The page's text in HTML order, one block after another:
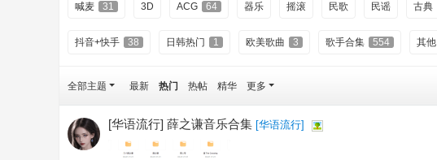
喊麦 31 3D ACG 64 器乐 摇滚 民歌 民谣 古典
抖音+快手 38 日韩热门 1 欧美歌曲 3 歌手合集 554 其他
全部主题 最新 热门 热帖 精华 更多
[华语流行] 薛之谦音乐合集 [华语流行]